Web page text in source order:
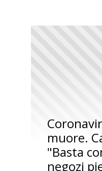
muore.
"Basta
negozi